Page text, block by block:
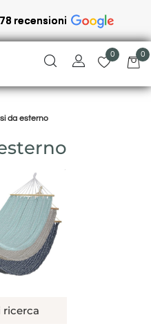
recensioni
0 0
da esterno
ricerca